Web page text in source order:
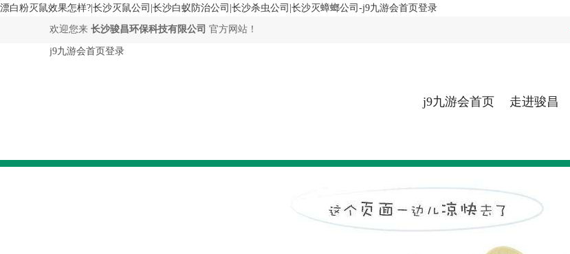
漂白粉灭鼠效果怎样?|长沙灭鼠公司|长沙白蚁防治公司|长沙杀虫公司|长沙灭蟑螂公司-j9九游会首页登录
欢迎您来 长沙骏昌环保科技有限公司 官方网站！
j9九游会首页登录
j9九游会首页
登录
走进骏昌